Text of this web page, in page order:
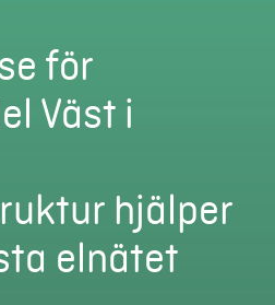
för
Väst i
hjälper
elnätet